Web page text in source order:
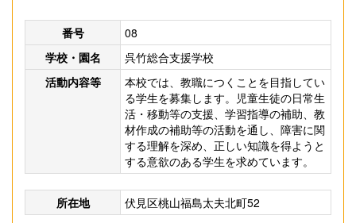
番号
08
学校・園名
呉竹総合支援学校
活動内容等
本校では、教職につくことを目指してい
る学生を募集します。児童生徒の日常生
活・移動等の支援、学習指導の補助、教
材作成の補助等の活動を通し、障害に関
する理解を深め、正しい知識を得ようと
する意欲のある学生を求めています。
所在地 伏見区桃山福島太夫北町52